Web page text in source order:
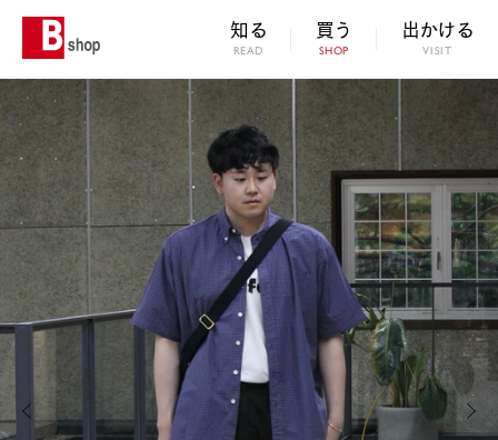
知る
READ
買う
SHOP
出かける
VISIT